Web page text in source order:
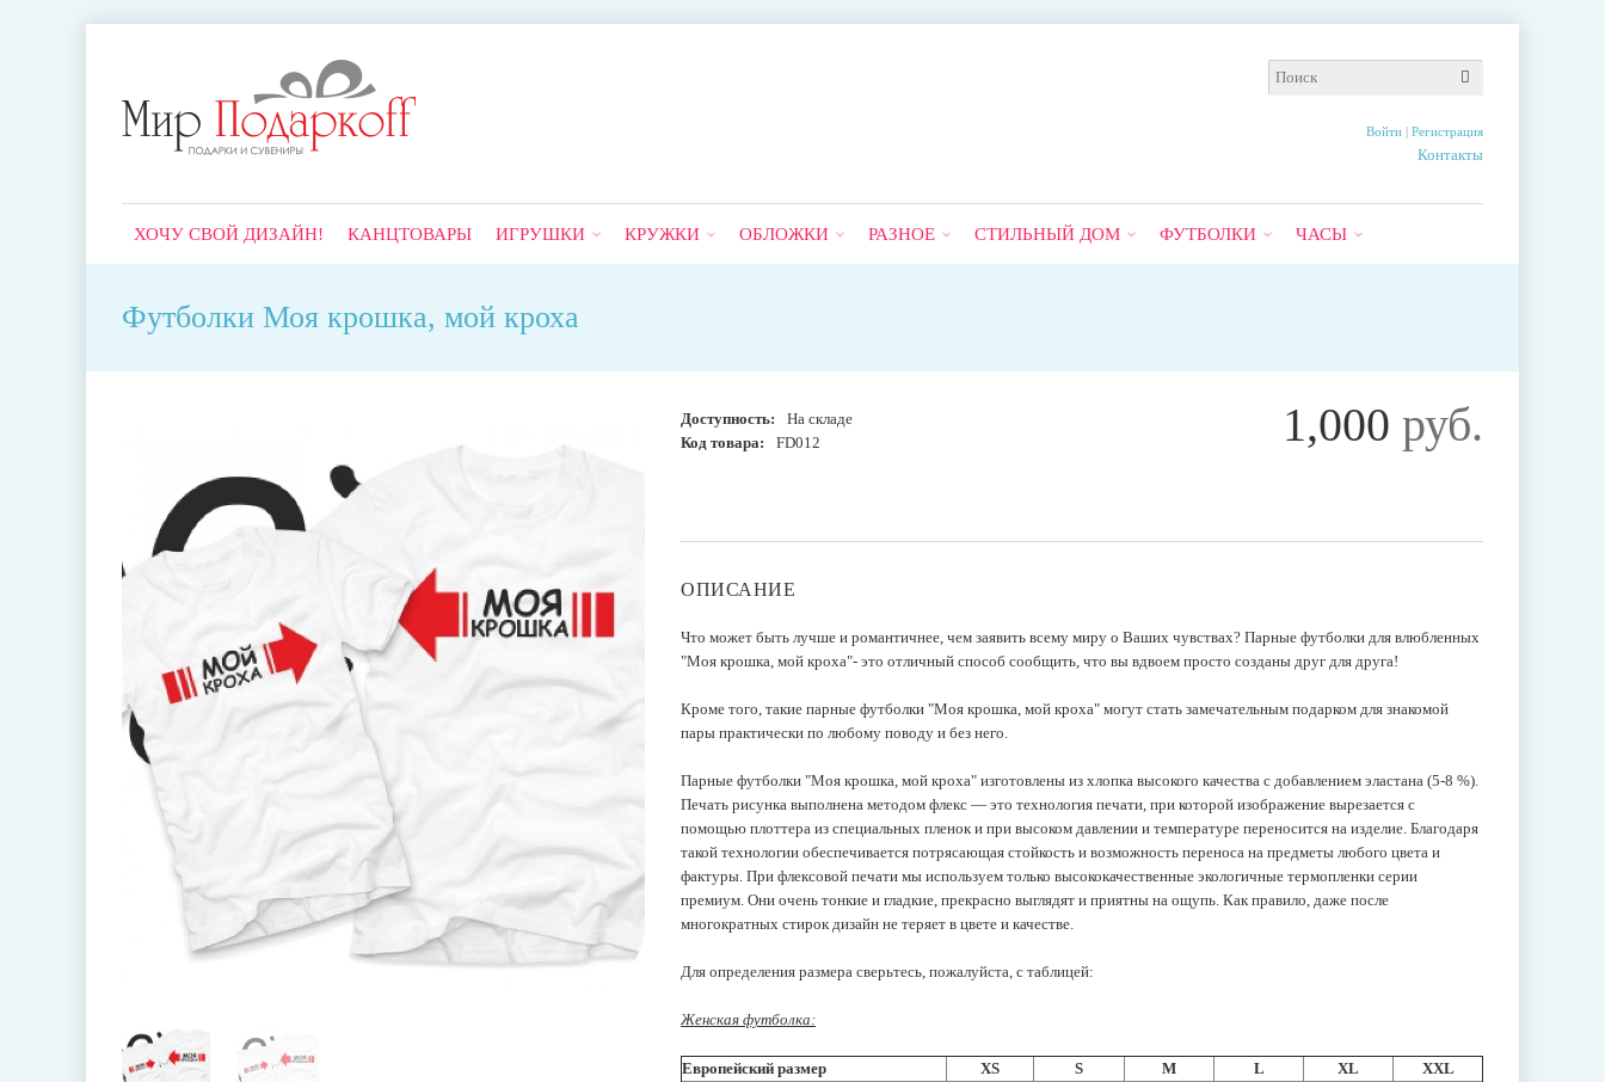
Войти| Регистрация
Контакты
ХОЧУ СВОЙ ДИЗАЙН! КАНЦТОВАРЫ ИГРУШКИ КРУЖКИ ОБЛОЖКИ РАЗНОЕ СТИЛЬНЫЙ ДОМ ФУТБОЛКИ ЧАСЫ
Футболки Моя крошка, мой кроха
1,000 руб.
Доступность:
На складе
Код товара:
FD012
ОПИСАНИЕ
Что может быть лучше и романтичнее, чем заявить всему миру о Ваших чувствах? Парные футболки для влюбленных
"Моя крошка, мой кроха"- это отличный способ сообщить, что вы вдвоем просто созданы друг для друга!
Кроме того, такие парные футболки "Моя крошка, мой кроха" могут стать замечательным подарком для знакомой
пары практически по любому поводу и без него.
Парные футболки "Моя крошка, мой кроха" изготовлены из хлопка высокого качества с добавлением эластана (5-8 %).
Печать рисунка выполнена методом флекс — это технология печати, при которой изображение вырезается с
помощью плоттера из специальных пленок и при высоком давлении и температуре переносится на изделие. Благодаря
такой технологии обеспечивается потрясающая стойкость и возможность переноса на предметы любого цвета и
фактуры. При флексовой печати мы используем только высококачественные экологичные термопленки серии
премиум. Они очень тонкие и гладкие, прекрасно выглядят и приятны на ощупь. Как правило, даже после
многократных стирок дизайн не теряет в цвете и качестве.
Для определения размера сверьтесь, пожалуйста, с таблицей:
Женская футболка:
Европейский размер XS S M L XL
XXL